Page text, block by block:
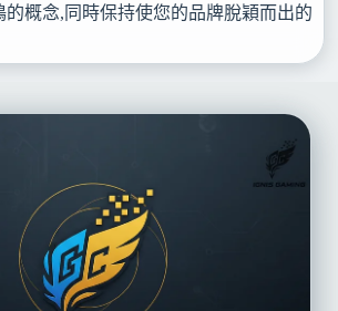
概念,同時保持使您的品牌脫穎而出的